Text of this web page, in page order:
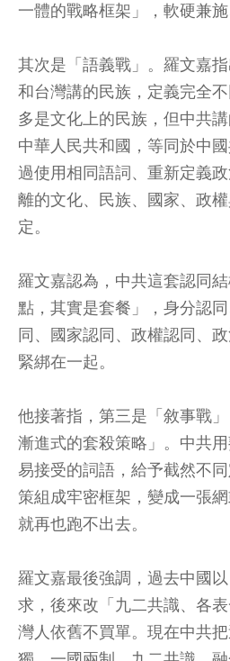
一體的戰略框架」，軟硬兼施
其次是「語義戰」。羅文嘉
和台灣講的民族，定義完全
多是文化上的民族，但中共
中華人民共和國，等同於中
過使用相同語詞、重新定義
離的文化、民族、國家、政
定。
羅文嘉認為，中共這套認同
點，其實是套餐」，身分認
同、國家認同、政權認同、
緊綁在一起。
他接著指，第三是「敘事戰
漸進式的套殺策略」。中共
易接受的詞語，給予截然不
策組成牢密框架，變成一張
就再也跑不出去。
羅文嘉最後強調，過去中國
求，後來改「九二共識、各
灣人依舊不買單。現在中共